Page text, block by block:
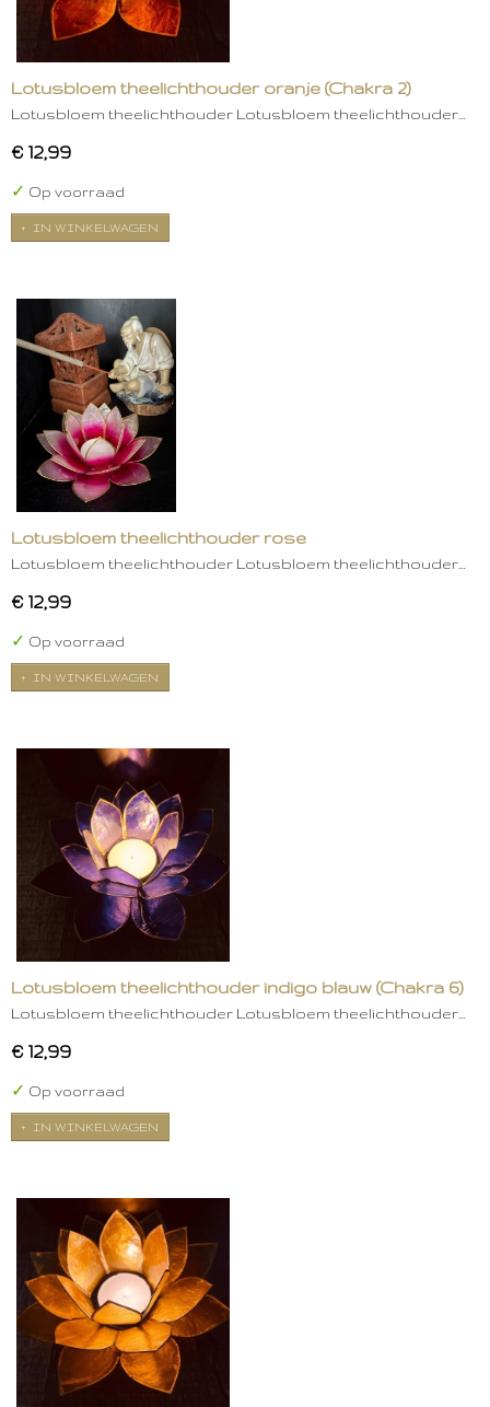
Lotusbloem theelichthouder oranje (Chakra 2)
Lotusbloem theelichthouder Lotusbloem theelichthouder…
€ 12,99
✓ Op voorraad
IN WINKELWAGEN
Lotusbloem theelichthouder rose
Lotusbloem theelichthouder Lotusbloem theelichthouder…
€ 12,99
✓ Op voorraad
IN WINKELWAGEN
Lotusbloem theelichthouder indigo blauw (Chakra 6)
Lotusbloem theelichthouder Lotusbloem theelichthouder…
€ 12,99
✓ Op voorraad
IN WINKELWAGEN